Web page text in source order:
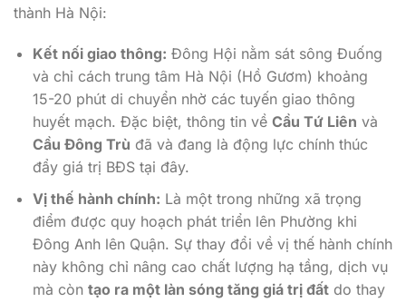
thành Hà Nội:
Kết nối giao thông: Đông Hội nằm sát sông Đuống
và chỉ cách trung tâm Hà Nội (Hồ Gươm) khoảng
15-20 phút di chuyển nhờ các tuyến giao thông
huyết mạch. Đặc biệt, thông tin về Cầu Tứ Liên và
Cầu Đông Trù đã và đang là động lực chính thúc
đẩy giá trị BĐS tại đây.
Vị thế hành chính: Là một trong những xã trọng
điểm được quy hoạch phát triển lên Phường khi
Đông Anh lên Quận. Sự thay đổi về vị thế hành chính
này không chỉ nâng cao chất lượng hạ tầng, dịch vụ
mà còn tạo ra một làn sóng tăng giá trị đấtdo thay